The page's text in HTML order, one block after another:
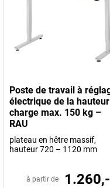
Poste de travail à
électrique de la
charge max. 150 kg –
RAU
plateau en hêtre massif,
hauteur 720 – 1120 mm
à partir de